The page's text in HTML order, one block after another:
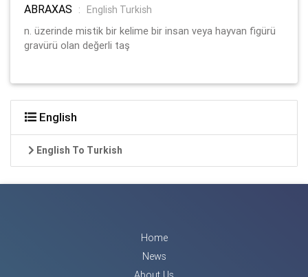
ABRAXAS :
English Turkish
n. üzerinde mistik bir kelime bir insan veya hayvan figürü
gravürü olan değerli taş
English
English To Turkish
Home
News